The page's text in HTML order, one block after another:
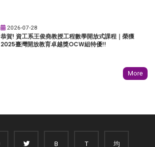
2026-07-28
恭賀! 資工系王俊堯教授工程數學開放式課程｜榮獲
2025臺灣開放教育卓越獎OCW組特優!!
More
B T 均